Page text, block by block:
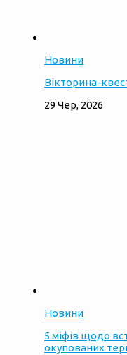
Новини
Вікторина-
29 Чер, 2026
Новини
5 міфів щодо
окупованих